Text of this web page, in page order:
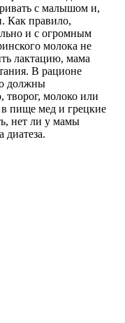
с малышом и,
Как правило,
и с огромным
молока не
лактацию, мама
В рационе
должны
творог, молоко или
пище мед и грецкие
нет ли у мамы